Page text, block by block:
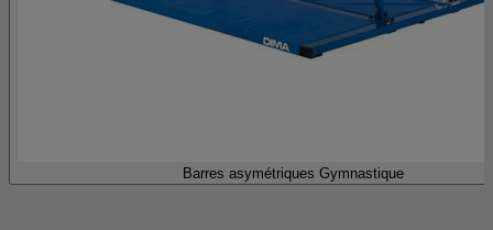
Barres asymétriques Gymnastique